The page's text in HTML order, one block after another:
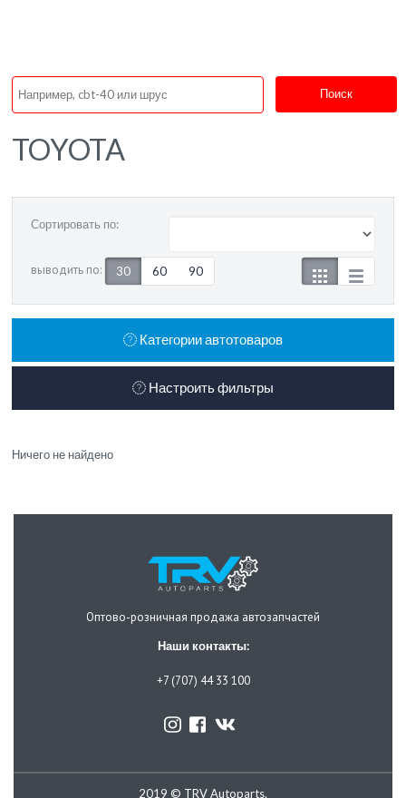
Поиск
TOYOTA
Сортировать по:
выводить по: 30 60 90
Категории автотоваров
Настроить фильтры
Ничего не найдено
Оптово-розничная продажа автозапчастей
Наши контакты:
+7 (707) 44 33 100
2019 © TRV Autoparts.